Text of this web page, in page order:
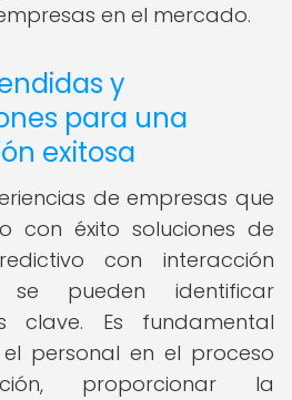
en el mercado.
y
para una
exitosa
de empresas que
con éxito soluciones de
con interacción
se pueden identificar
clave. Es fundamental
personal en el proceso
proporcionar la